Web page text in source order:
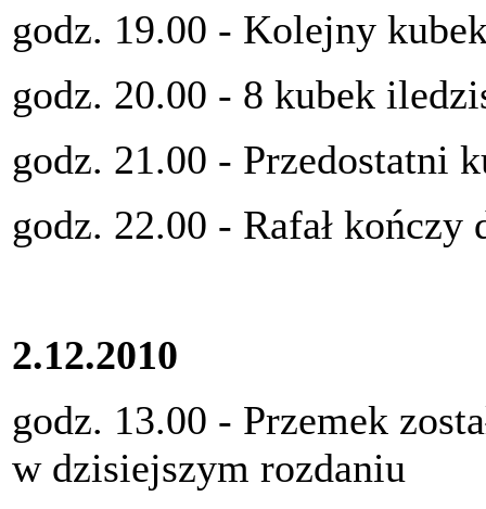
godz. 19.00 - Kolejny
godz. 20.00 - 8 kubek
godz. 21.00 - Przedostatni
godz. 22.00 - Rafał kończy
2.12.2010
godz. 13.00 - Przemek
w dzisiejszym rozdaniu